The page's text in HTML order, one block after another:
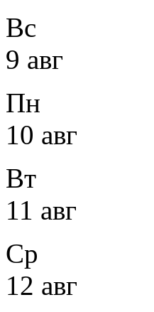
Вс
9 авг
Пн
10 авг
Вт
11 авг
Ср
12 авг